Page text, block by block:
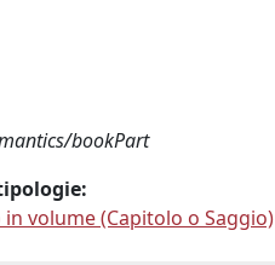
bookPart
volume (Capitolo o Saggio)